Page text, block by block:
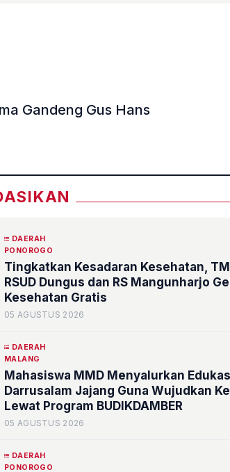
Mundur Risma Gandeng Gus Hans
DAERAH
PONOROGO
Tingkatkan Kesadaran Kesehatan,
RSUD Dungus dan RS Mangunharjo
Kesehatan Gratis
05 AGUSTUS 2026
DAERAH
MALANG
Mahasiswa MMD Menyalurkan
Darrusalam Jajang Guna Wujudkan
Lewat Program BUDIKDAMBER
05 AGUSTUS 2026
DAERAH
PONOROGO